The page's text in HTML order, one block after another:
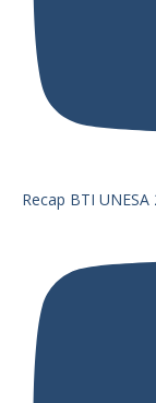
Recap BTI